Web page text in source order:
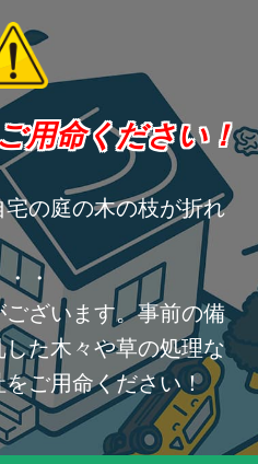
用命ください！
の庭の木の枝が折れ
・
ざいます。事前の備
た木々や草の処理な
ご用命ください！